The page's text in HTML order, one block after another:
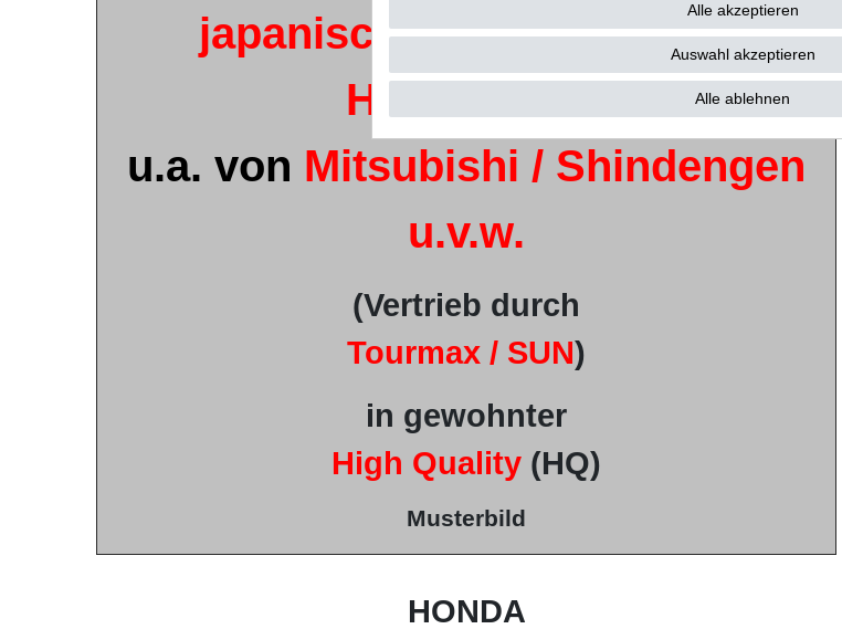
japanischer Originalteile -
Herstellung
u.a. von Mitsubishi / Shindengen
u.v.w.
(Vertrieb durch
Tourmax / SUN)
in gewohnter
High Quality (HQ)
Musterbild
HONDA
Alle akzeptieren
Auswahl akzeptieren
Alle ablehnen